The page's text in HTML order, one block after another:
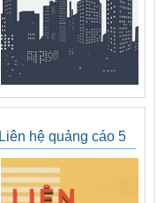
Liên hệ quảng cáo 5